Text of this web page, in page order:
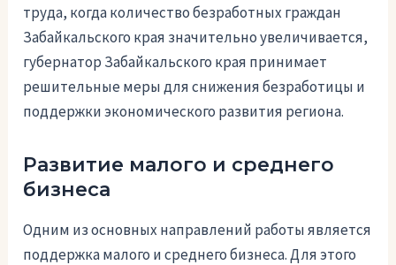
труда, когда количество безработных граждан
Забайкальского края значительно увеличивается,
губернатор Забайкальского края принимает
решительные меры для снижения безработицы и
поддержки экономического развития региона.
Развитие малого и среднего
бизнеса
Одним из основных направлений работы является
поддержка малого и среднего бизнеса. Для этого